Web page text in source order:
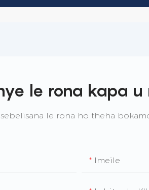
le rona kapa u
le rona ho theha
Imeile